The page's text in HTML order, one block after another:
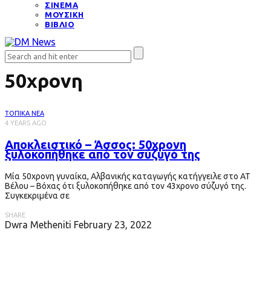
ΣΙΝΕΜΑ
ΜΟΥΣΙΚΗ
ΒΙΒΛΙΟ
50χρονη
ΤΟΠΙΚΑ ΝΕΑ
4 YEARS AGO
Αποκλειστικό – Άσσος: 50χρονη
ξυλοκοπήθηκε από τον σύζυγό της
Μία 50χρονη γυναίκα, Αλβανικής καταγωγής κατήγγειλε στο ΑΤ
Βέλου – Βόχας ότι ξυλοκοπήθηκε από τον 43χρονο σύζυγό της.
Συγκεκριμένα σε
SHARE
Dwra Metheniti February 23, 2022